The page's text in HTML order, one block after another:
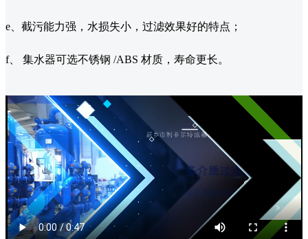
e、截污能力强，水损失小，过滤效果好的特点；
f、 集水器可选不锈钢 /ABS 材质，寿命更长。